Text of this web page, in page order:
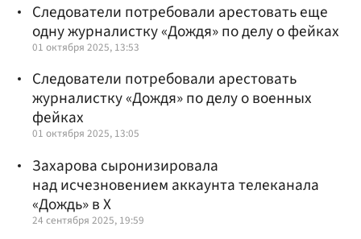
Следователи потребовали арестовать еще
одну журналистку «Дождя» по делу о фейках
01 октября 2025, 13:53
Следователи потребовали арестовать
журналистку «Дождя» по делу о военных
фейках
01 октября 2025, 13:05
Захарова сыронизировала
над исчезновением аккаунта телеканала
«Дождь» в X
24 сентября 2025, 19:59